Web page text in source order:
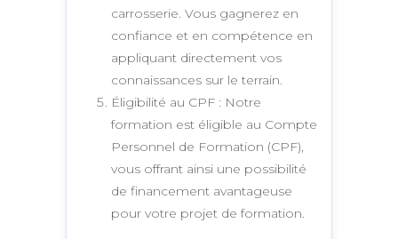
carrosserie. Vous gagnerez en
confiance et en compétence en
appliquant directement vos
connaissances sur le terrain.
Éligibilité au CPF : Notre
formation est éligible au Compte
Personnel de Formation (CPF),
vous offrant ainsi une possibilité
de financement avantageuse
pour votre projet de formation.